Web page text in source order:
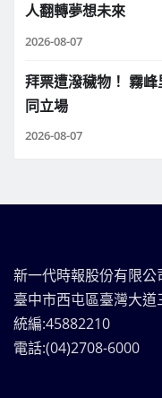
人翻轉夢想未來
2026-08-07
拜票遭潑穢物！ 霧
同立場
2026-08-07
新一代時報股份有限公
臺中市西屯區臺灣大
統編:45882210
電話:(04)2708-6000